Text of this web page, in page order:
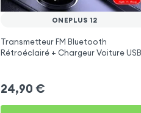
ONEPLUS 12
Transmetteur FM Bluetooth
Rétroéclairé + Chargeur Voiture USB
24,90 €